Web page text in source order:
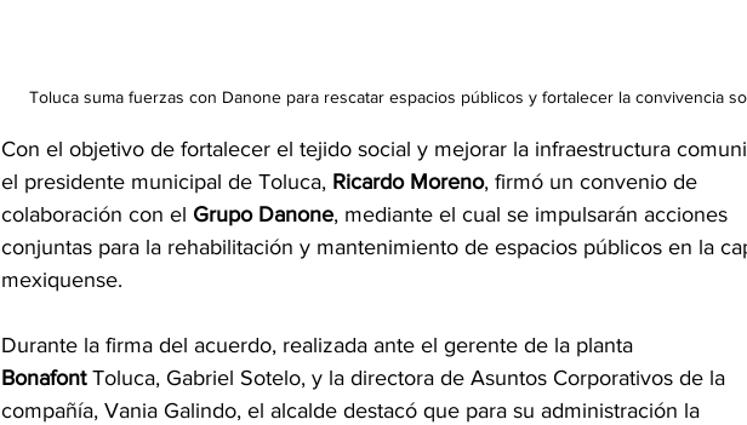
Toluca suma fuerzas con Danone para rescatar espacios públicos y fortalecer la convivencia
Con el objetivo de fortalecer el tejido social y mejorar la infraestructura
el presidente municipal de Toluca, Ricardo Moreno, firmó un convenio de
colaboración con el Grupo Danone, mediante el cual se impulsarán acciones
conjuntas para la rehabilitación y mantenimiento de espacios públicos en la
mexiquense.
Durante la firma del acuerdo, realizada ante el gerente de la planta
Bonafont Toluca, Gabriel Sotelo, y la directora de Asuntos Corporativos de la
compañía, Vania Galindo, el alcalde destacó que para su administración la